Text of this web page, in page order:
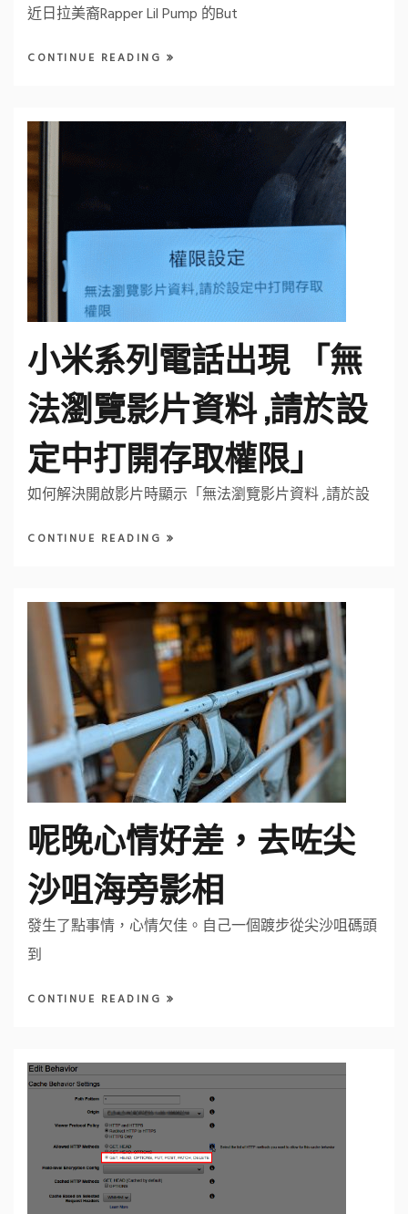
近日拉美裔Rapper Lil Pump 的But
CONTINUE READING
小米系列電話出現 「無
法瀏覽影片資料 ,請於設
定中打開存取權限」
如何解決開啟影片時顯示「無法瀏覽影片資料 ,請於設
CONTINUE READING
呢晚心情好差，去咗尖
沙咀海旁影相
發生了點事情，心情欠佳。自己一個踱步從尖沙咀碼頭
到
CONTINUE READING